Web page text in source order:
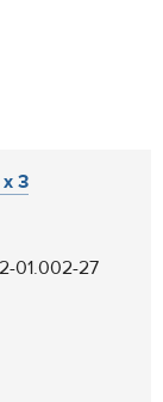
3
01.002-27